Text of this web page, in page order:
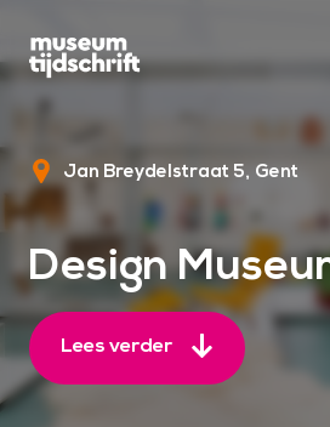
i
t
t
t
Jan Breydelstraat 5 Gent
Design
Lees verder